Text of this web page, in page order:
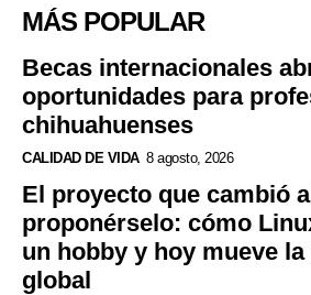
MÁS POPULAR
Becas internacionales
oportunidades para
chihuahuenses
CALIDAD DE VIDA 8 agosto, 2026
El proyecto que cambió
proponérselo: cómo
un hobby y hoy mueve
global